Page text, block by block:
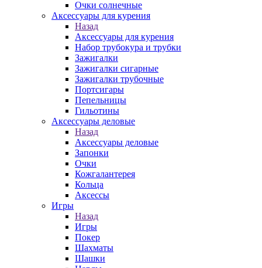
Очки солнечные
Аксессуары для курения
Назад
Аксессуары для курения
Набор трубокура и трубки
Зажигалки
Зажигалки сигарные
Зажигалки трубочные
Портсигары
Пепельницы
Гильотины
Аксессуары деловые
Назад
Аксессуары деловые
Запонки
Очки
Кожгалантерея
Кольца
Аксессы
Игры
Назад
Игры
Покер
Шахматы
Шашки